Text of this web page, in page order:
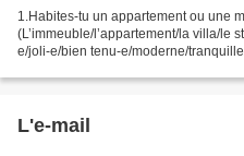
1.Habites-tu un appartement ou une
(L’immeuble/l’appartement/la villa/
e/joli-e/bien tenu-e/moderne/
L'e-mail